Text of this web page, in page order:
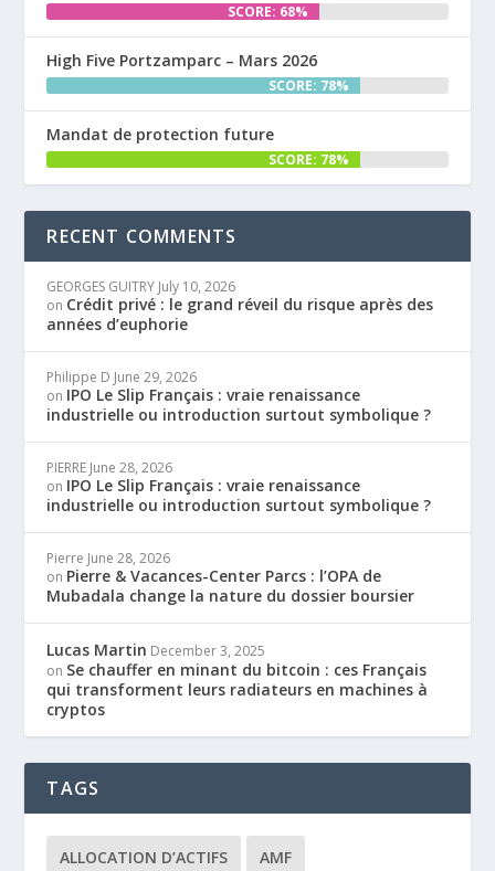
SCORE: 68%
High Five Portzamparc – Mars 2026
SCORE: 78%
Mandat de protection future
SCORE: 78%
RECENT COMMENTS
GEORGES GUITRY July 10, 2026
on Crédit privé : le grand réveil du risque après des
années d’euphorie
Philippe D June 29, 2026
on IPO Le Slip Français : vraie renaissance
industrielle ou introduction surtout symbolique ?
PIERRE June 28, 2026
on IPO Le Slip Français : vraie renaissance
industrielle ou introduction surtout symbolique ?
Pierre June 28, 2026
on Pierre & Vacances-Center Parcs : l’OPA de
Mubadala change la nature du dossier boursier
Lucas Martin December 3, 2025
on Se chauffer en minant du bitcoin : ces Français
qui transforment leurs radiateurs en machines à
cryptos
TAGS
ALLOCATION D’ACTIFS AMF